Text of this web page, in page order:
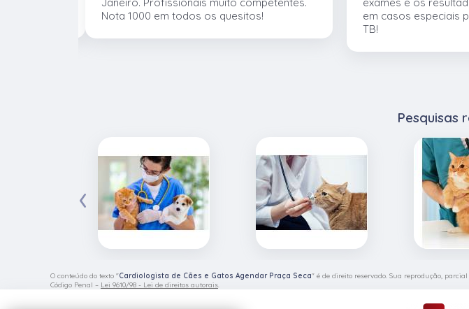
Janeiro. Profissionais muito competentes.
Nota 1000 em todos os quesitos!
exames e os
em casos especiais
TB!
Pesquisas
‹
O conteúdo do texto "Cardiologista de Cães e Gatos Agendar Praça Seca" é de direito reservado. Sua reprodução,
Código Penal – Lei 9610/98 - Lei de direitos autorais.